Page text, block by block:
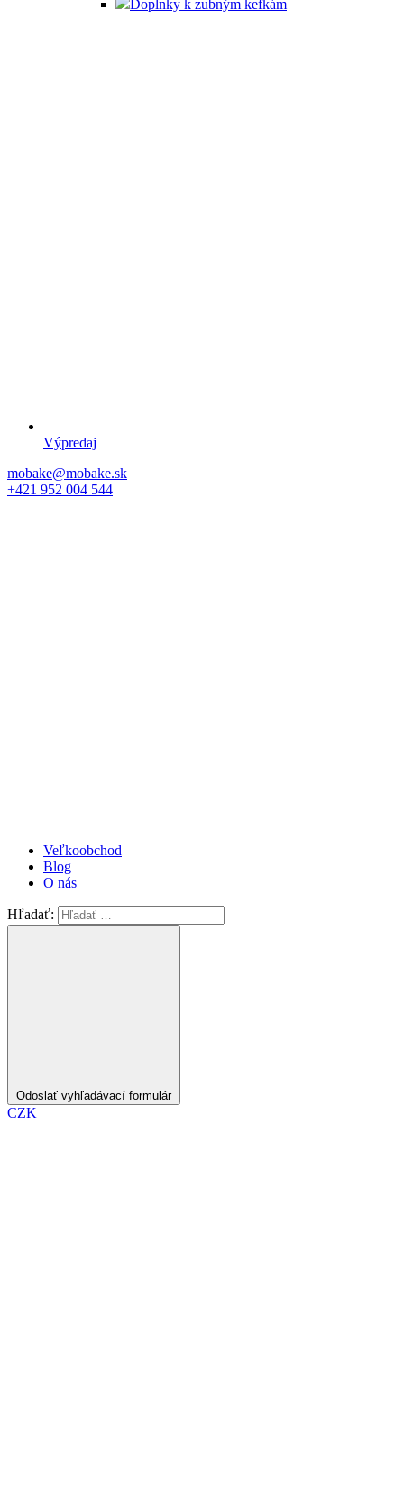
Doplnky k zubným kefkám
Výpredaj
mobake@mobake.sk
+421 952 004 544
Veľkoobchod
Blog
O nás
Hľadať:
Odoslať vyhľadávací formulár
CZK